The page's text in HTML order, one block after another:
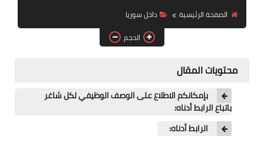
فرص عمل في اليمن
الصفحة الرئيسية
داخل سوريا
الحجم
محتويات المقال
بإمكانكم الاطلاع على الوصف الوظيفي لكل شاغر
باتباع الرابط أدناه:
الرابط أدناه: